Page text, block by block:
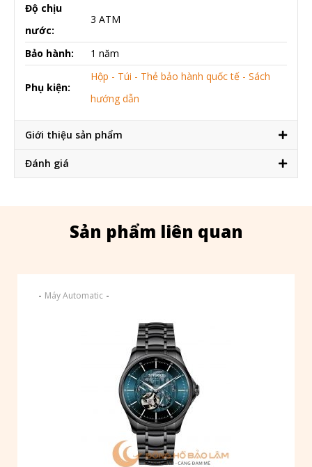
Độ chịu
nước:
3 ATM
Bảo hành: 1 năm
Phụ kiện:
Hộp - Túi - Thẻ bảo hành quốc tế - Sách
hướng dẫn
Giới thiệu sản phẩm
Đánh giá
Sản phẩm liên quan
- Máy Automatic -